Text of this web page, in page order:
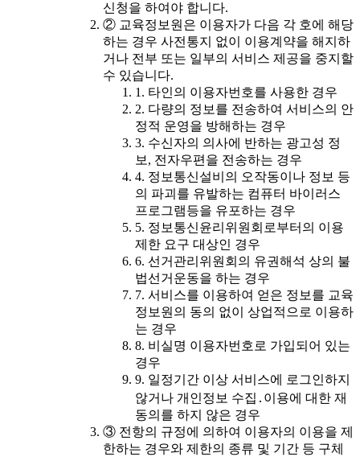
신청을 하여야 합니다.
② 교육정보원은 이용자가 다음 각 호에 해당
하는 경우 사전통지 없이 이용계약을 해지하
거나 전부 또는 일부의 서비스 제공을 중지할
수 있습니다.
1. 타인의 이용자번호를 사용한 경우
2. 다량의 정보를 전송하여 서비스의 안
정적 운영을 방해하는 경우
3. 수신자의 의사에 반하는 광고성 정
보, 전자우편을 전송하는 경우
4. 정보통신설비의 오작동이나 정보 등
의 파괴를 유발하는 컴퓨터 바이러스
프로그램등을 유포하는 경우
5. 정보통신윤리위원회로부터의 이용
제한 요구 대상인 경우
6. 선거관리위원회의 유권해석 상의 불
법선거운동을 하는 경우
7. 서비스를 이용하여 얻은 정보를 교육
정보원의 동의 없이 상업적으로 이용하
는 경우
8. 비실명 이용자번호로 가입되어 있는
경우
9. 일정기간 이상 서비스에 로그인하지
않거나 개인정보 수집․이용에 대한 재
동의를 하지 않은 경우
③ 전항의 규정에 의하여 이용자의 이용을 제
한하는 경우와 제한의 종류 및 기간 등 구체